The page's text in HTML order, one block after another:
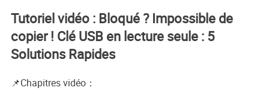
Tutoriel vidéo : Bloqué ? Impossible de
copier ! Clé USB en lecture seule : 5
Solutions Rapides
📌Chapitres vidéo：